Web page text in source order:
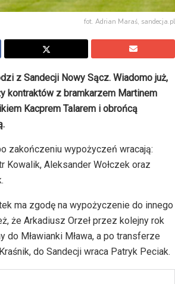
fot. Adrian Maraś, sandecja.pl
z Sandecji Nowy Sącz. Wiadomo już,
kontraktów z bramkarzem Martinem
Kacprem Talarem i obrońcą
zakończeniu wypożyczeń wracają:
Kowalik, Aleksander Wołczek oraz
ma zgodę na wypożyczenie do innego
że Arkadiusz Orzeł przez kolejny rok
do Mławianki Mława, a po transferze
do Sandecji wraca Patryk Peciak.